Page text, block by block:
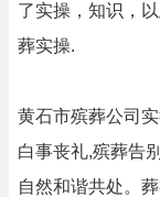
了实操，知识，
葬实操.
黄石市殡葬公司
白事丧礼,殡葬告
自然和谐共处。